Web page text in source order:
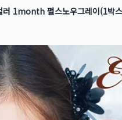
러 1month 펄스노우그레이(1박